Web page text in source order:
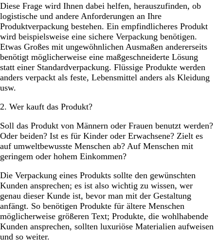
Diese Frage wird Ihnen dabei helfen, herauszufinden, ob
logistische und andere Anforderungen an Ihre
Produktverpackung bestehen. Ein empfindlicheres Produkt
wird beispielsweise eine sichere Verpackung benötigen.
Etwas Großes mit ungewöhnlichen Ausmaßen andererseits
benötigt möglicherweise eine maßgeschneiderte Lösung
statt einer Standardverpackung. Flüssige Produkte werden
anders verpackt als feste, Lebensmittel anders als Kleidung
usw.
2. Wer kauft das Produkt?
Soll das Produkt von Männern oder Frauen benutzt werden?
Oder beiden? Ist es für Kinder oder Erwachsene? Zielt es
auf umweltbewusste Menschen ab? Auf Menschen mit
geringem oder hohem Einkommen?
Die Verpackung eines Produkts sollte den gewünschten
Kunden ansprechen; es ist also wichtig zu wissen, wer
genau dieser Kunde ist, bevor man mit der Gestaltung
anfängt. So benötigen Produkte für ältere Menschen
möglicherweise größeren Text; Produkte, die wohlhabende
Kunden ansprechen, sollten luxuriöse Materialien aufweisen
und so weiter.